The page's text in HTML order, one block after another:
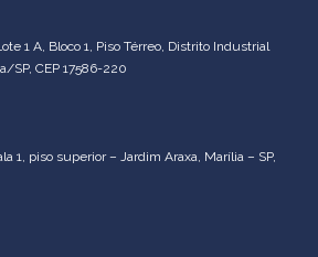
1 A, Bloco 1, Piso Térreo, Distrito Industrial
SP, CEP 17586-220
1, piso superior – Jardim Araxa, Marília – SP,